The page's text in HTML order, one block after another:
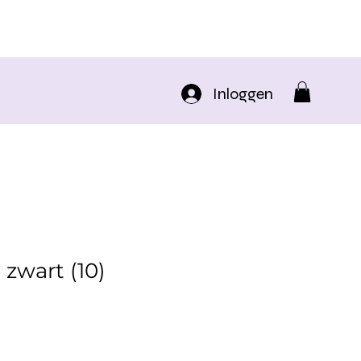
Inloggen
(10)